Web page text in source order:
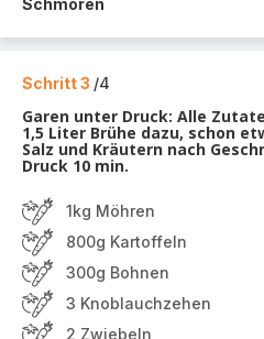
Schmoren
Schritt 3 /4
Garen unter Druck: Alle
1,5 Liter Brühe dazu, schon
Salz und Kräutern nach
Druck 10 min.
1kg Möhren
800g Kartoffeln
300g Bohnen
3 Knoblauchzehen
2 Zwiebeln